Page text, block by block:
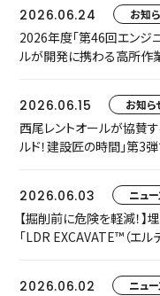
2026.06.24 お知
2026年度「第46回エンジ
ルが開発に携わる高所作
2026.06.15
お知ら
西尾レントオールが協賛
ルド！建設匠の時間」第3
2026.06.03
ニュ
【掘削前に危険を軽減！
「LDR EXCAVATE™（エル
2026.06.02
ニュ